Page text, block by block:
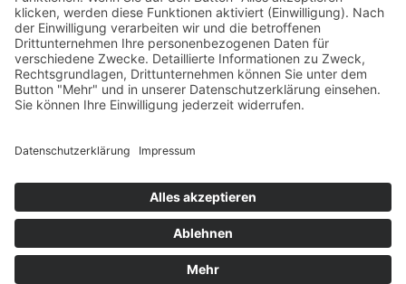
Goldstraße 41
97274 Leinach
09364.8080-20
info@ff-oberleinach.de
Kontakt
Mobile Menu Toggle
Startseite
Aktive Wehr